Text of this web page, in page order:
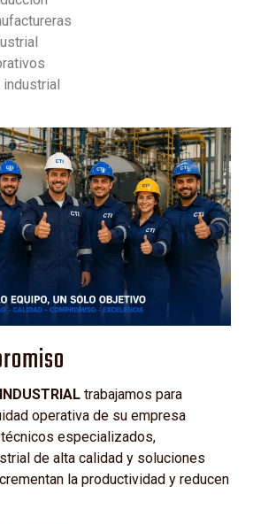
trabajamos para
operativa de su empresa
especializados,
de alta calidad y soluciones
la productividad y reducen